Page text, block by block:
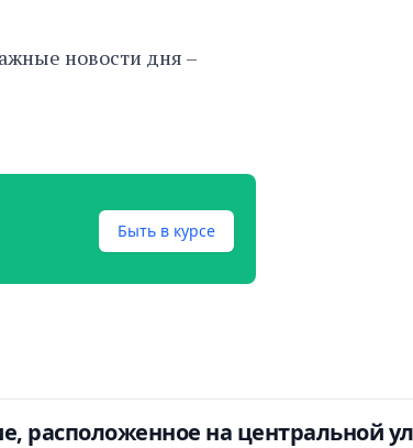
новости дня –
Быть в курсе
расположенное на центральной